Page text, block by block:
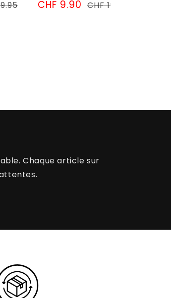
Prix
CHF 9.90 Prix
CHF 19.90
Chaque article sur